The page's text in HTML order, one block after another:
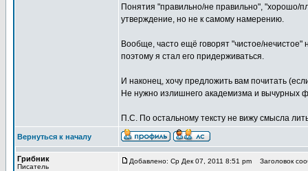
Понятия "правильно/не правильно", "хорошо/
утверждение, но не к самому намерению.
Вообще, часто ещё говорят "чистое/
поэтому я стал его придерживаться.
И наконец, хочу предложить вам почитать
Не нужно излишнего академизма и вычурных
П.С. По остальному тексту не вижу смысла
Вернуться к началу
Грибник
Писатель
Добавлено: Ср Дек 07, 2011 8:51 pm Заголовок